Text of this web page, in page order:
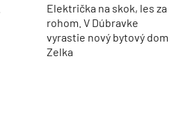
Električka na skok, les za
rohom. V Dúbravke
vyrastie nový bytový dom
Zelka